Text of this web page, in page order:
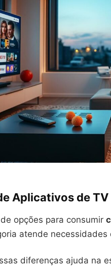
Aplicativos de
opções para consumir
atende
diferenças ajuda na